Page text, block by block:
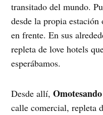
transitado del mundo.
desde la propia estación
en frente. En sus
repleta de love hotels
esperábamos.
Desde allí,
calle comercial, repleta